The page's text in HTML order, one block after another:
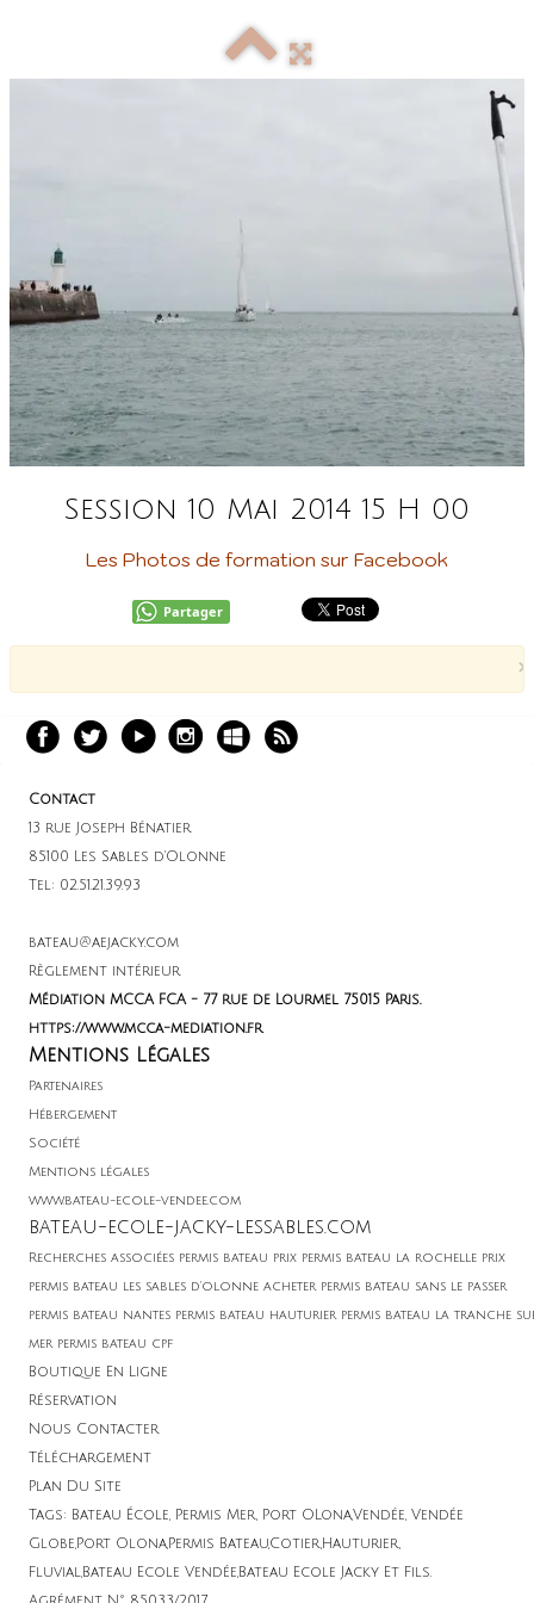
Session 10 Mai 2014 15 H 00
Les Photos de formation sur Facebook
Partager
×
Contact
13 rue Joseph Bénatier
85100 Les Sables d'Olonne
Tel: 02.51.21.39.93
bateau@aejacky.com
Règlement intérieur
Médiation MCCA FCA - 77 rue de Lourmel 75015 Paris.
https://www.mcca-mediation.fr
Mentions Légales
Partenaires
Hébergement
Société
Mentions légales
www.bateau-ecole-vendee.com
bateau-ecole-jacky-lessables.com
Recherches associées permis bateau prix permis bateau la rochelle prix
permis bateau les sables d'olonne acheter permis bateau sans le passer
permis bateau nantes permis bateau hauturier permis bateau la tranche
mer permis bateau cpf
Boutique En Ligne
Réservation
Nous Contacter
Téléchargement
Plan Du Site
Tags: Bateau École, Permis Mer, Port OLona,Vendée, Vendée
Globe,Port Olona,Permis Bateau,Cotier,Hauturier,
Fluvial,Bateau Ecole Vendée,Bateau Ecole Jacky Et Fils.